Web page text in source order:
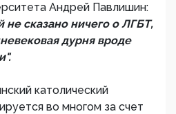
Андрей Павлишин:
не сказано ничего о ЛГБТ,
дурня вроде
католический
во многом за счет